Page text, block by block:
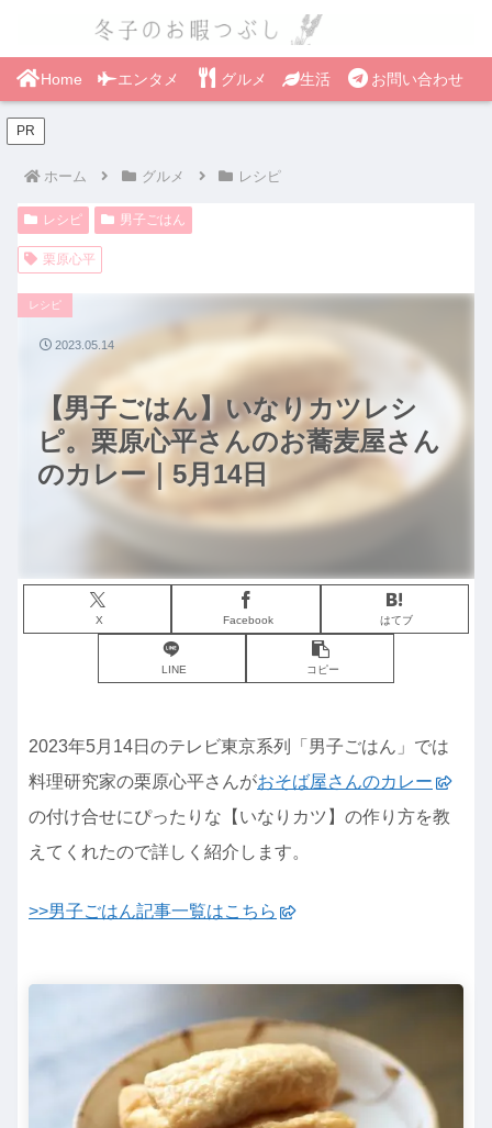
Home エンタメ グルメ 生活 お問い合わせ
PR
ホーム グルメ レシピ
レシピ 男子ごはん
栗原心平
【男子ごはん】いなりカツレシ
ピ。栗原心平さんのお蕎麦屋さん
のカレー｜5月14日
レシピ
X Facebook はてブ
LINE コピー
2023.05.14
2023年5月14日のテレビ東京系列「男子ごはん」では
料理研究家の栗原心平さんがおそば屋さんのカレー
の付け合せにぴったりな【いなりカツ】の作り方を教
えてくれたので詳しく紹介します。
>>男子ごはん記事一覧はこちら